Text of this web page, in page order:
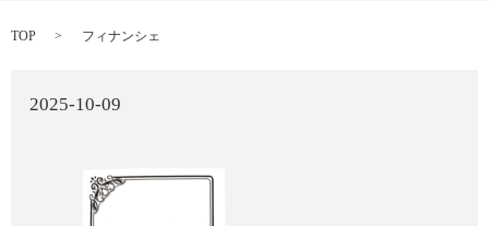
TOP フィナンシェ
2025-10-09